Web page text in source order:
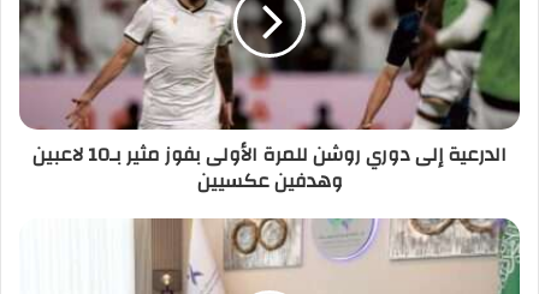
الدرعية إلى دوري روشن للمرة الأولى بفوز مثير بـ10 لاعبين
وهدفين عكسيين